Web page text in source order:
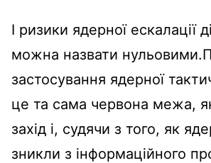
І ризики ядерної ескалації
можна назвати
застосування ядерної
це та сама червона межа,
захід і, судячи з того, як
зникли з інформаційного